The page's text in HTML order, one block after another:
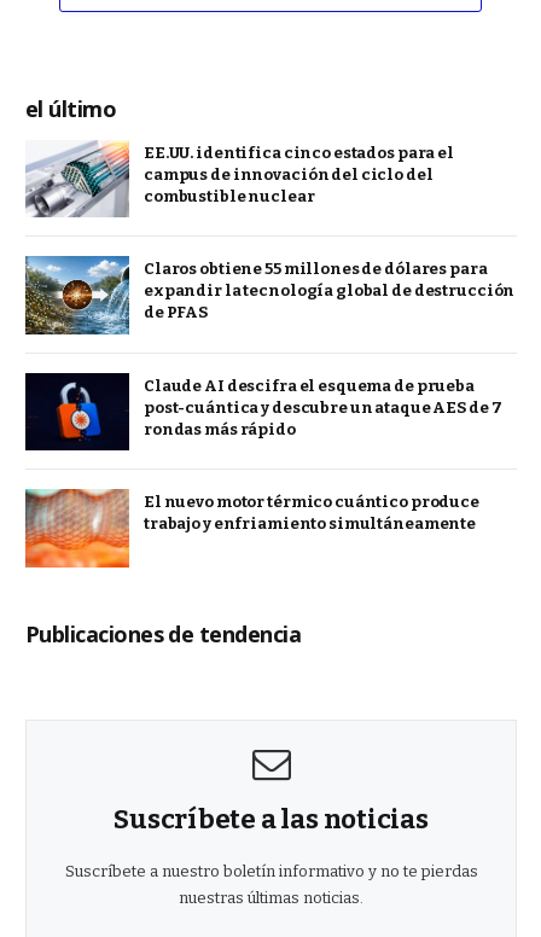
el último
EE.UU. identifica cinco estados para el
campus de innovación del ciclo del
combustible nuclear
Claros obtiene 55 millones de dólares para
expandir la tecnología global de destrucción
de PFAS
Claude AI descifra el esquema de prueba
post-cuántica y descubre un ataque AES de 7
rondas más rápido
El nuevo motor térmico cuántico produce
trabajo y enfriamiento simultáneamente
Publicaciones de tendencia
Suscríbete a las noticias
Suscríbete a nuestro boletín informativo y no te pierdas
nuestras últimas noticias.